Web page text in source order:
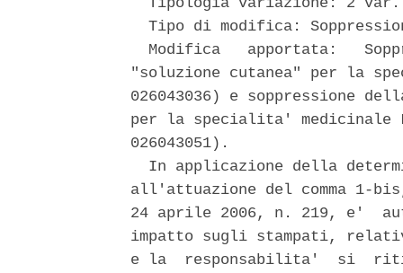
Tipologia variazione: 2
Tipo di modifica:
Modifica   apportata:
"soluzione cutanea" per la
026043036) e soppressione
per la specialita' medicinale
026043051).
In applicazione della
all'attuazione del comma 1-
24 aprile 2006, n. 219, e'
impatto sugli stampati,
e la  responsabilita'  si